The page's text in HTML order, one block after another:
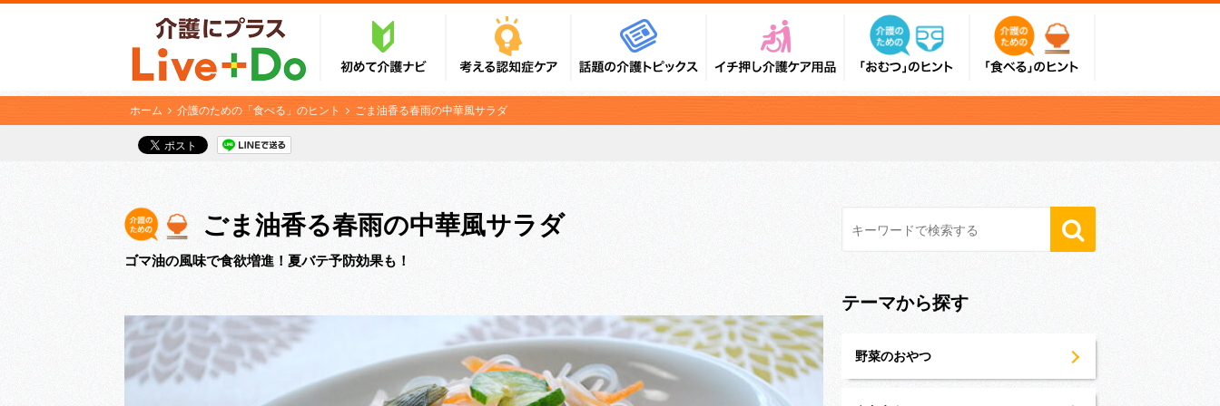
ホーム 介護のための「食べる」のヒント ごま油香る春雨の中華風サラダ
ごま油香る春雨の中華風サラダ
ゴマ油の風味で食欲増進！夏バテ予防効果も！
テーマから探す
野菜のおやつ